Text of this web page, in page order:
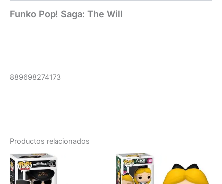
Funko Pop! Saga: The Will
889698274173
Productos relacionados